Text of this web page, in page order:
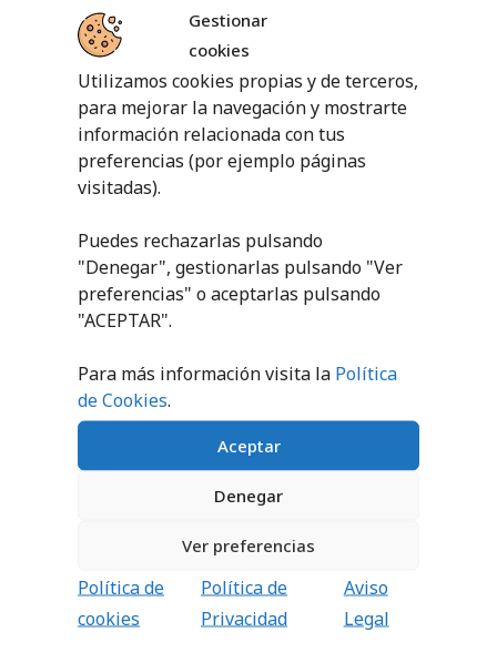
Gestionar
cookies
Utilizamos cookies propias y de terceros,
para mejorar la navegación y mostrarte
información relacionada con tus
preferencias (por ejemplo páginas
visitadas).
Puedes rechazarlas pulsando
"Denegar", gestionarlas pulsando "Ver
preferencias" o aceptarlas pulsando
"ACEPTAR".
Para más información visita la Política
de Cookies.
Aceptar
Denegar
Ver preferencias
Política de
cookies
Política de
Privacidad
Aviso
Legal
PRODUCTOS RELACIONADOS
PALA P300 SOFTEE
6,24€ sin IVA (7,55€
iva incl.)
AÑADIR AL
2,34€ sin IVA (
iva incl.)
AÑADIR AL